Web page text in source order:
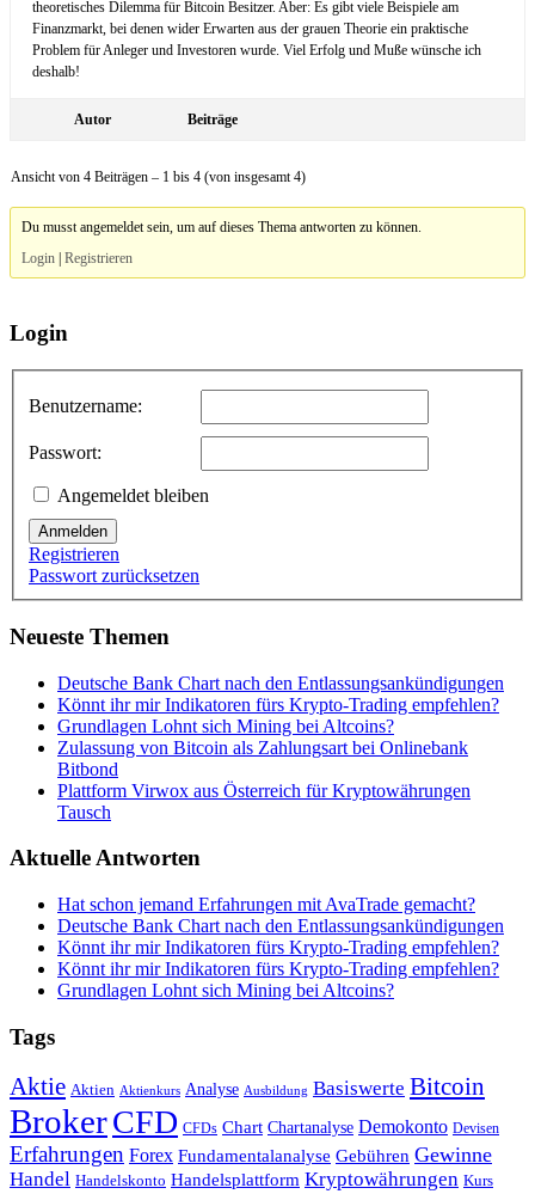
theoretisches Dilemma für Bitcoin Besitzer. Aber: Es gibt viele Beispiele am
Finanzmarkt, bei denen wider Erwarten aus der grauen Theorie ein praktische
Problem für Anleger und Investoren wurde. Viel Erfolg und Muße wünsche ich
deshalb!
Autor Beiträge
Ansicht von 4 Beiträgen – 1 bis 4 (von insgesamt 4)
Du musst angemeldet sein, um auf dieses Thema antworten zu können.
Login |Registrieren
Login
Benutzername:
Passwort:
Angemeldet bleiben
Anmelden
Registrieren
Passwort zurücksetzen
Neueste Themen
Deutsche Bank Chart nach den Entlassungsankündigungen
Könnt ihr mir Indikatoren fürs Krypto-Trading empfehlen?
Grundlagen Lohnt sich Mining bei Altcoins?
Zulassung von Bitcoin als Zahlungsart bei Onlinebank
Bitbond
Plattform Virwox aus Österreich für Kryptowährungen
Tausch
Aktuelle Antworten
Hat schon jemand Erfahrungen mit AvaTrade gemacht?
Deutsche Bank Chart nach den Entlassungsankündigungen
Könnt ihr mir Indikatoren fürs Krypto-Trading empfehlen?
Könnt ihr mir Indikatoren fürs Krypto-Trading empfehlen?
Grundlagen Lohnt sich Mining bei Altcoins?
Tags
Aktie Aktien Aktienkurs Analyse Ausbildung Basiswerte Bitcoin
BrokerCFD CFDs Chart Chartanalyse Demokonto Devisen
Erfahrungen Forex Fundamentalanalyse Gebühren Gewinne
Handel Handelskonto Handelsplattform Kryptowährungen Kurs